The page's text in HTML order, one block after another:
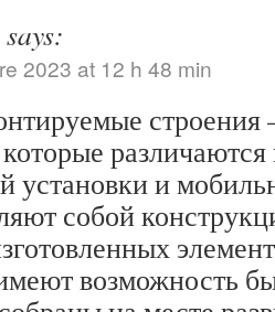
says:
2023 at 12 h 48 min
строения
установки и
собой
возможность